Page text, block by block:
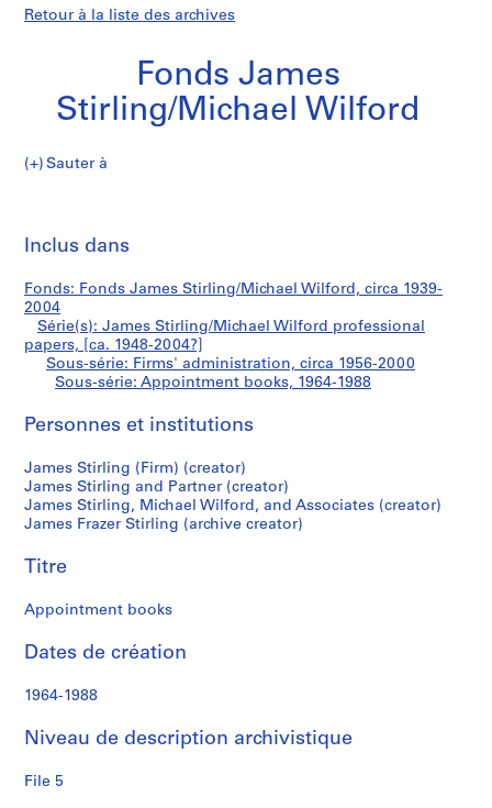
Retour à la liste des archives
Fonds James
Stirling/Michael Wilford
Sauter à
d
s
J
m
S
r
l
i
n
g
/
M
i
h
e
W
books
Inclus dans
Fonds: Fonds James Stirling/Michael Wilford, circa 1939-
2004
Série(s): James Stirling/Michael Wilford professional
papers, [ca. 1948-2004?]
Sous-série: Firms' administration, circa 1956-2000
Sous-série: Appointment books, 1964-1988
Personnes et institutions
James Stirling (Firm) (creator)
James Stirling and Partner (creator)
James Stirling, Michael Wilford, and Associates (creator)
James Frazer Stirling (archive creator)
Titre
Appointment books
Dates de création
1964-1988
Niveau de description archivistique
File 5